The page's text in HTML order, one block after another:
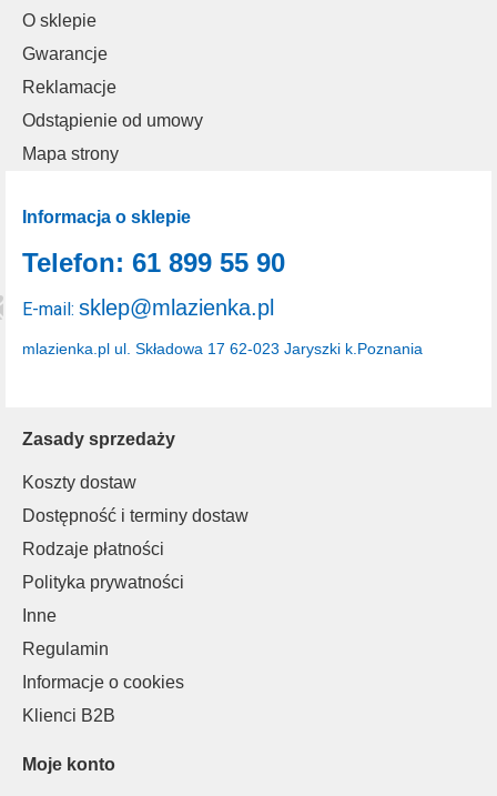
O sklepie
Gwarancje
Reklamacje
Odstąpienie od umowy
Mapa strony
Zasady sprzedaży
Koszty dostaw
Dostępność i terminy dostaw
Rodzaje płatności
Polityka prywatności
Inne
Regulamin
Informacje o cookies
Klienci B2B
Moje konto
Informacja o sklepie
mlazienka.pl ul. Składowa 17 62-023 Jaryszki k.Poznania
Telefon: 61 899 55 90
E-mail: sklep@mlazienka.pl